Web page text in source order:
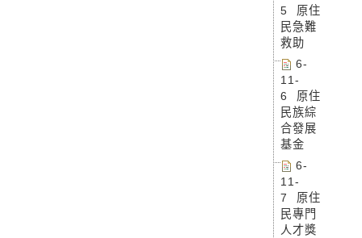
5 原住
民急難
救助
6-
11-
6 原住
民族綜
合發展
基金
6-
11-
7 原住
民專門
人才獎